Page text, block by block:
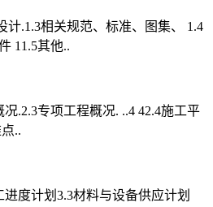
计.1.3相关规范、标准、图集、 1.4
11.5其他..
.2.3专项工程概况. ..4 42.4施工平
..
度计划3.3材料与设备供应计划